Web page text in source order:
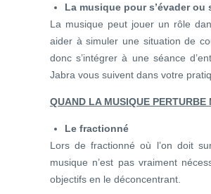
La musique pour s’évader
La musique peut jouer un rôle
aider à simuler une situation de
donc s’intégrer à une séance
Jabra vous suivent dans votre
QUAND LA MUSIQUE PERTURBE
Le fractionné
Lors de fractionné où l’on doit
musique n’est pas vraiment
objectifs en le déconcentrant.